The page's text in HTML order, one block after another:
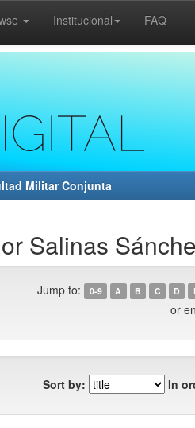
Institucional FAQ
Militar Conjunta
Salinas
Jump to: 0-9 A B C D
or
Sort by: In